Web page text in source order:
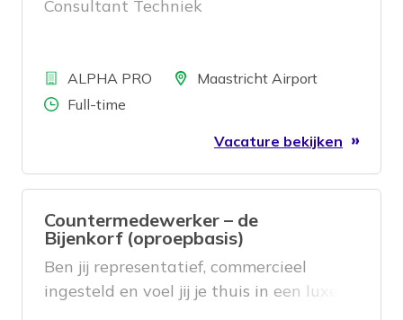
Consultant Techniek
BedrijfALPHA PRO LocatieMaastricht Airport
Aantal uren
Full-time
Vacature bekijken
Countermedewerker – de
Bijenkorf (oproepbasis)
Ben jij representatief, commercieel
ingesteld en voel jij je thuis in een luxe